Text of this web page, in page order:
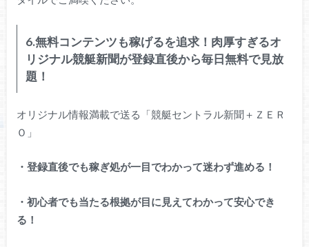
6.無料コンテンツも稼げるを追求！肉厚すぎるオ
リジナル競艇新聞が登録直後から毎日無料で見放
題！
オリジナル情報満載で送る「競艇セントラル新聞＋ＺＥＲ
Ｏ」
・登録直後でも稼ぎ処が一目でわかって迷わず進める！
・初心者でも当たる根拠が目に見えてわかって安心でき
る！